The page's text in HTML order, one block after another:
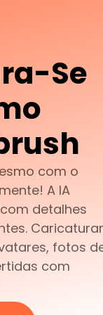
Se
com o
A IA
detalhes
Caricaturar
fotos
com